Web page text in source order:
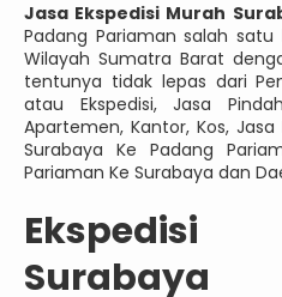
Jasa Ekspedisi Murah
Padang Pariaman salah
Wilayah Sumatra Barat
tentunya tidak lepas dari
atau Ekspedisi, Jasa
Apartemen, Kantor, Kos,
Surabaya Ke Padang
Pariaman Ke Surabaya dan